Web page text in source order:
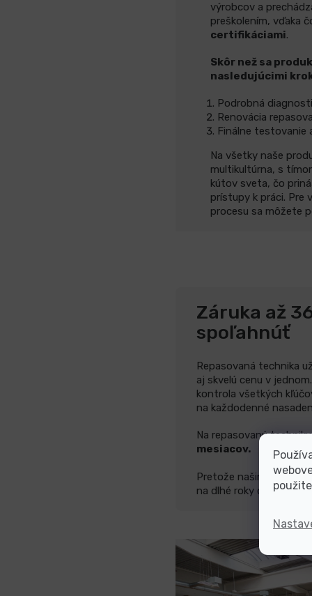
výrobcov a
preškolením, vďaka
certifikáciami.
Skôr než sa
nasledujúcimi
Podrobná
Renovácia
Finálne testovanie
Na všetky naše
multikultúrna, s
kútov sveta, čo
prístupy k práci. Pre
procesu sa môžete
Záruka až
spoľahnúť
Repasovaná technika
aj skvelú cenu v
kontrola všetkých
na každodenné
Na repasovanú
mesiacov.
Pretože našim
na dlhé roky dopredu.